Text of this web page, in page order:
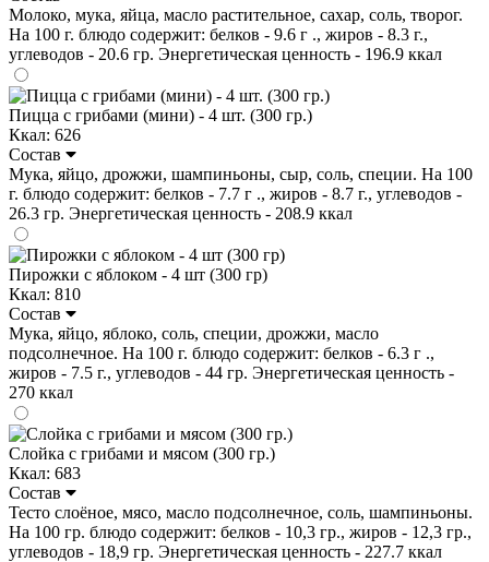
Молоко, мука, яйца, масло растительное, сахар, соль, творог.
На 100 г. блюдо содержит: белков - 9.6 г ., жиров - 8.3 г.,
углеводов - 20.6 гр. Энергетическая ценность - 196.9 ккал
Пицца с грибами (мини) - 4 шт. (300 гр.)
Ккал: 626
Состав
Мука, яйцо, дрожжи, шампиньоны, сыр, соль, специи. На 100
г. блюдо содержит: белков - 7.7 г ., жиров - 8.7 г., углеводов -
26.3 гр. Энергетическая ценность - 208.9 ккал
Пирожки с яблоком - 4 шт (300 гр)
Ккал: 810
Состав
Мука, яйцо, яблоко, соль, специи, дрожжи, масло
подсолнечное. На 100 г. блюдо содержит: белков - 6.3 г .,
жиров - 7.5 г., углеводов - 44 гр. Энергетическая ценность -
270 ккал
Слойка с грибами и мясом (300 гр.)
Ккал: 683
Состав
Тесто слоёное, мясо, масло подсолнечное, соль, шампиньоны.
На 100 гр. блюдо содержит: белков - 10,3 гр., жиров - 12,3 гр.,
углеводов - 18,9 гр. Энергетическая ценность - 227.7 ккал